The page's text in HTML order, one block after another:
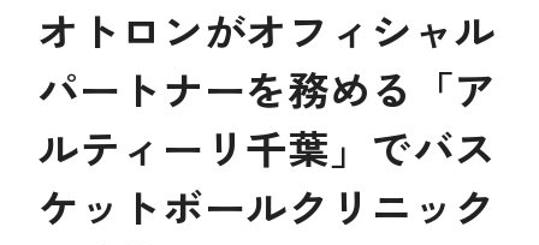
オトロンがオフィシャル
パートナーを務める「ア
ルティーリ千葉」でバス
ケットボールクリニック